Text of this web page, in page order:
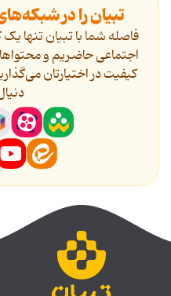
تبیان را در
فاصله شما با تبیان تنها
اجتماعی حاضریم و
کیفیت در اختیارتان